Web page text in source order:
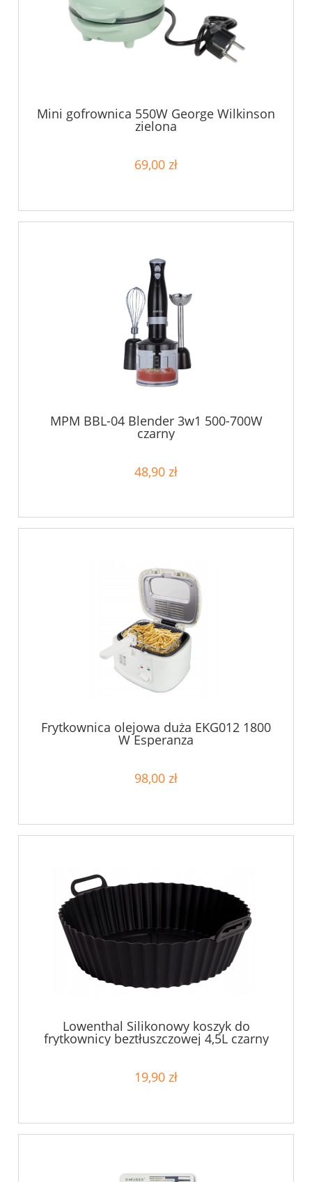
Mini gofrownica 550W George Wilkinson
zielona
69,00 zł
MPM BBL-04 Blender 3w1 500-700W
czarny
48,90 zł
Frytkownica olejowa duża EKG012 1800
W Esperanza
98,00 zł
Lowenthal Silikonowy koszyk do
frytkownicy beztłuszczowej 4,5L czarny
19,90 zł